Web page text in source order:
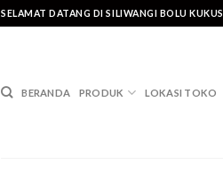
SELAMAT DATANG DI SILIWANGI BOLU KUKUS
BERANDA PRODUK LOKASI TOKO